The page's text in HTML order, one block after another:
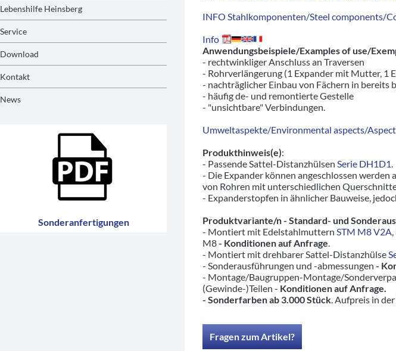
Lebenshilfe Heinsberg
Service
Download
Kontakt
News
Sonderanfertigungen
INFO Stahlkomponenten/Steel components/
Info
Anwendungsbeispiele/Examples of use/
- rechtwinkliger Anschluss an Traversen
- Rohrverlängerung (1 Expander mit Mutter, 1
- nachträglicher Einbau von Fächern in
- häufig de- und remontierte Gestelle
- "unsichtbare" Verbindungen.
Umweltaspekte/Environmental aspects/
Produkthinweis(e):
- Passende Sattel-Distanzhülsen Serie DH1D1.
- Die Expander können angeschlossen werden
von Rohren mit unterschiedlichen
- Expanderstopfen in ähnlicher Bauweise,
Produktvariante/n - Standard- und
- Montiert mit Edelstahlmuttern STM M8 V2A
M8- Konditionen auf Anfrage.
- Montiert mit drehbarer Sattel-Distanzhülse
- Sonderausführungen und -abmessungen -
- Montage/Baugruppen-Montage/
(Gewinde-)Teilen - Konditionen auf Anfrage.
- Sonderfarben ab 3.000 Stück. Aufpreis in
Fragen zum Artikel?